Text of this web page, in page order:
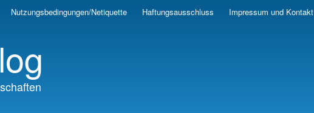
Skip
Nutzungsbedingungen/Netiquette Haftungsausschluss Impressum und Kontakt